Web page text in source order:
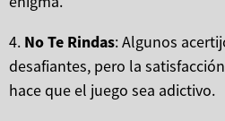
4. No Te Rindas: Algunos
desafiantes, pero la
hace que el juego sea adictivo.